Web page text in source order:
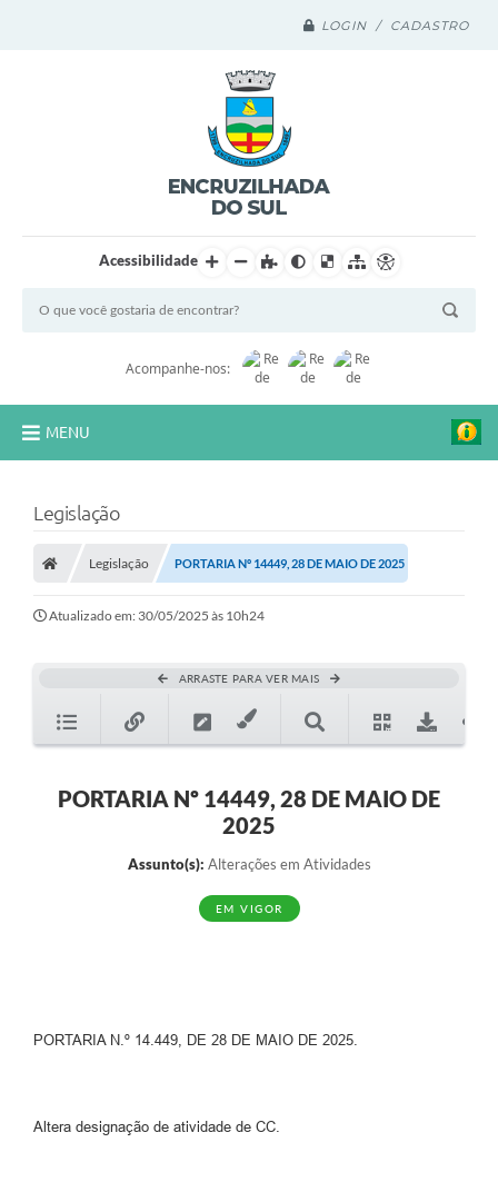
LOGIN / CADASTRO
Acessibilidade
Acompanhe-nos:
MENU
A Prefeitura
Município
Turismo
Transparência
1DOC
PARCEIROS
Contato
Relação de Medicamentos
Legislação
Legislação PORTARIA Nº 14449, 28 DE MAIO DE 2025
Atualizado em: 30/05/2025 às 10h24
ARRASTE PARA VER MAIS
PORTARIA Nº 14449, 28 DE MAIO DE
2025
Assunto(s): Alterações em Atividades
EM VIGOR
PORTARIA N.º 14.449, DE 28 DE MAIO DE 2025.
Altera designação de atividade de CC.